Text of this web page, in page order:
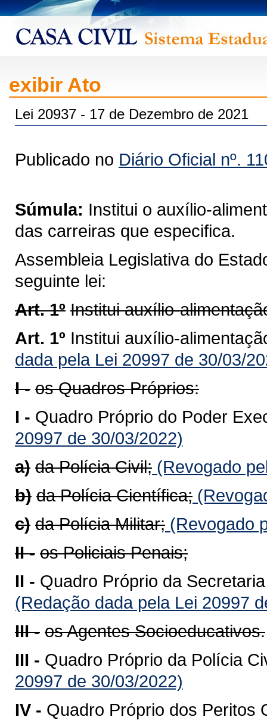
exibir Ato
Lei 20937 - 17 de Dezembro de 2021
Publicado no Diário Oficial nº.
Súmula: Institui o auxílio-
das carreiras que especifica.
Assembleia Legislativa do
seguinte lei:
Art. 1º Institui auxílio-
Art. 1º Institui auxílio-
dada pela Lei 20997 de 30/03/
I - os Quadros Próprios:
I - Quadro Próprio do Poder
20997 de 30/03/2022)
a) da Polícia Civil; (Revogado
b) da Polícia Científica;
c) da Polícia Militar; (Revogado
II - os Policiais Penais;
II - Quadro Próprio da
(Redação dada pela Lei 20997
III - os Agentes Socioeducativos.
III - Quadro Próprio da Polícia
20997 de 30/03/2022)
IV - Quadro Próprio dos Peritos